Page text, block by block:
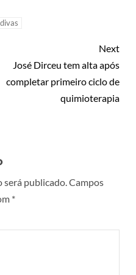
Next
José Dirceu tem alta após
completar primeiro ciclo de
quimioterapia
será publicado.Campos
*